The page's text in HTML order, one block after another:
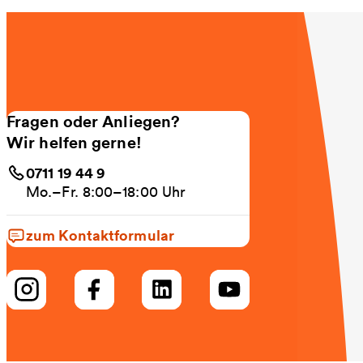
Fragen oder Anliegen?
Wir helfen gerne!
0711 19 44 9
Mo.–Fr. 8:00–18:00 Uhr
zum Kontaktformular